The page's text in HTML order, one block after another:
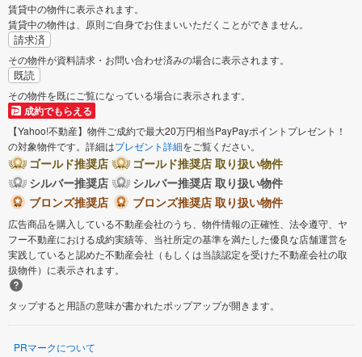
賃貸中の物件に表示されます。
賃貸中の物件は、原則ご自身でお住まいいただくことができません。
請求済
その物件が資料請求・お問い合わせ済みの場合に表示されます。
既読
その物件を既にご覧になっている場合に表示されます。
成約でもらえる
【Yahoo!不動産】物件ご成約で最大20万円相当PayPayポイントプレゼント！
の対象物件です。詳細はプレゼント詳細をご覧ください。
ゴールド推奨店
ゴールド推奨店 取り扱い物件
シルバー推奨店
シルバー推奨店 取り扱い物件
ブロンズ推奨店
ブロンズ推奨店 取り扱い物件
広告商品を購入している不動産会社のうち、物件情報の正確性、法令遵守、ヤ
フー不動産における成約実績等、当社所定の基準を満たした優良な店舗運営を
実践していると認めた不動産会社（もしくは当該認定を受けた不動産会社の取
扱物件）に表示されます。
タップすると用語の意味が書かれたポップアップが開きます。
PRマークについて